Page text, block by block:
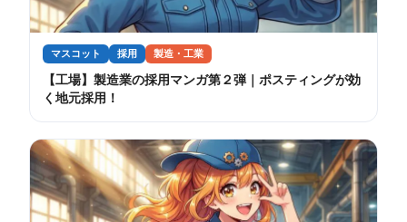
マスコット 採用 製造・工業
【工場】製造業の採用マンガ第２弾｜ポスティングが効
く地元採用！